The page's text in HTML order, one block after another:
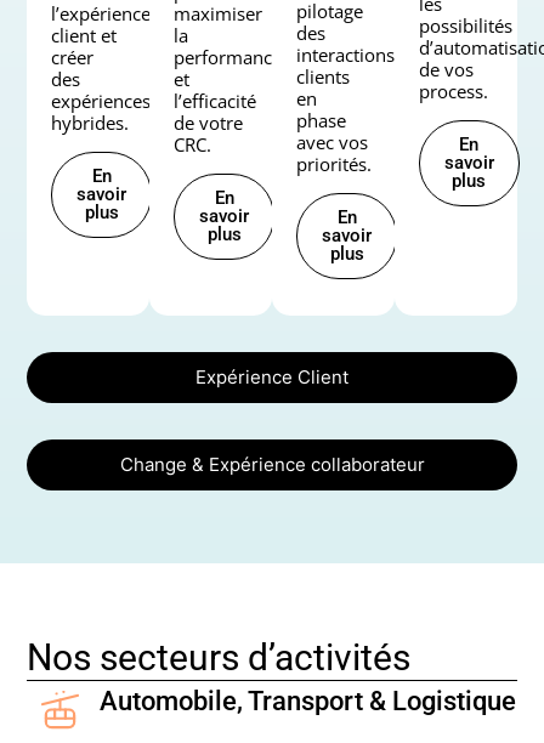
Expérience Client
Change & Expérience collaborateur
l’expérience
client et
créer
des
expériences
hybrides.
En
savoir
plus
maximiser
la
performance
et
l’efficacité
de votre
CRC.
En
savoir
plus
pilotage
des
interactions
clients
en
phase
avec vos
priorités.
En
savoir
plus
possibilités
de vos
process.
En
savoir
plus
Nos secteurs d’activités
Automobile, Transport & Logistique